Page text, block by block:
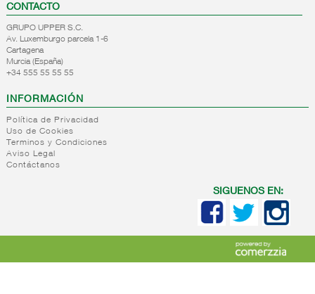
CONTACTO
GRUPO UPPER S.C.
Av. Luxemburgo parcela 1-6
Cartagena
Murcia (España)
+34 555 55 55 55
INFORMACIÓN
Política de Privacidad
Uso de Cookies
Terminos y Condiciones
Aviso Legal
Contáctanos
SIGUENOS EN: